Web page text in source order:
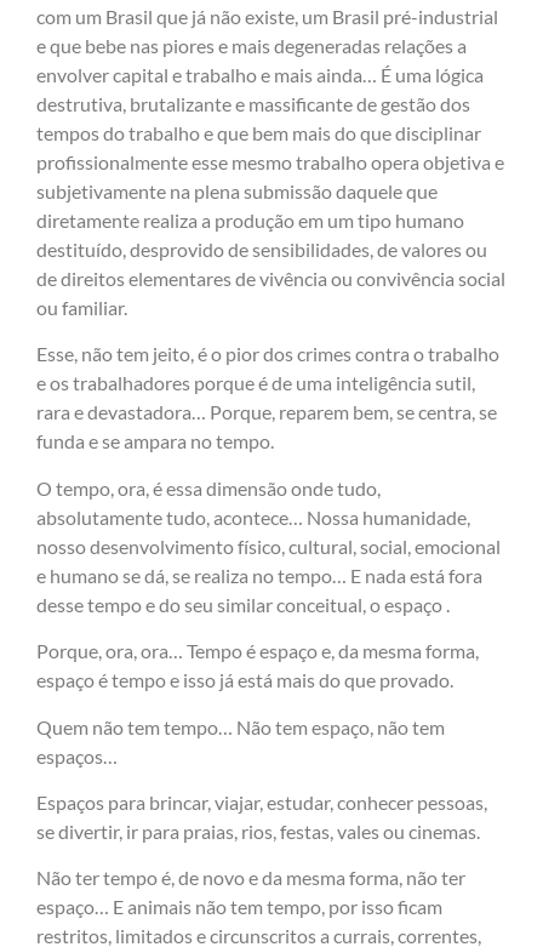
com um Brasil que já não existe, um Brasil pré-industrial
e que bebe nas piores e mais degeneradas relações a
envolver capital e trabalho e mais ainda… É uma lógica
destrutiva, brutalizante e massificante de gestão dos
tempos do trabalho e que bem mais do que disciplinar
profissionalmente esse mesmo trabalho opera objetiva e
subjetivamente na plena submissão daquele que
diretamente realiza a produção em um tipo humano
destituído, desprovido de sensibilidades, de valores ou
de direitos elementares de vivência ou convivência social
ou familiar.
Esse, não tem jeito, é o pior dos crimes contra o trabalho
e os trabalhadores porque é de uma inteligência sutil,
rara e devastadora… Porque, reparem bem, se centra, se
funda e se ampara no tempo.
O tempo, ora, é essa dimensão onde tudo,
absolutamente tudo, acontece… Nossa humanidade,
nosso desenvolvimento físico, cultural, social, emocional
e humano se dá, se realiza no tempo… E nada está fora
desse tempo e do seu similar conceitual, o espaço .
Porque, ora, ora… Tempo é espaço e, da mesma forma,
espaço é tempo e isso já está mais do que provado.
Quem não tem tempo… Não tem espaço, não tem
espaços…
Espaços para brincar, viajar, estudar, conhecer pessoas,
se divertir, ir para praias, rios, festas, vales ou cinemas.
Não ter tempo é, de novo e da mesma forma, não ter
espaço… E animais não tem tempo, por isso ficam
restritos, limitados e circunscritos a currais, correntes,